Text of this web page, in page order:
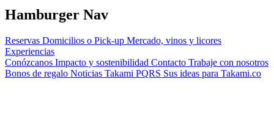
Hamburger Nav
Reservas Domicilios o Pick-up Mercado, vinos y licores
Experiencias
Conózcanos Impacto y sostenibilidad Contacto Trabaje con nosotros
Bonos de regalo Noticias Takami PQRS Sus ideas para Takami.co